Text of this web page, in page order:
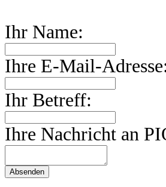
Ihr Name:
Ihre E-Mail-
Ihr Betreff:
Ihre Nachricht an